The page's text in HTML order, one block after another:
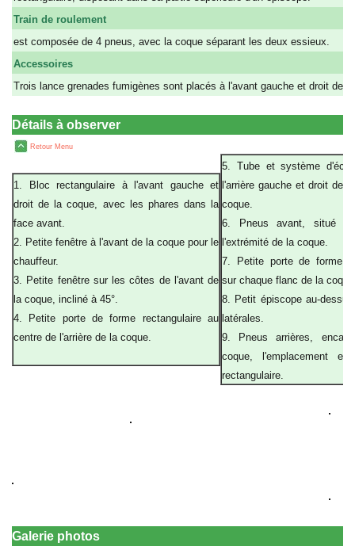
Train de roulement
est composée de 4 pneus, avec la coque séparant les deux essieux.
Accessoires
Trois lance grenades fumigènes sont placés à l'avant gauche et droit de
Détails à observer
Retour Menu
1. Bloc rectangulaire à l'avant gauche et
droit de la coque, avec les phares dans la
face avant.
2. Petite fenêtre à l'avant de la coque pour le
chauffeur.
3. Petite fenêtre sur les côtes de l'avant de
la coque, incliné à 45°.
4. Petite porte de forme rectangulaire au
centre de l'arrière de la coque.
5. Tube et système
l'arrière gauche et droit des
coque.
6. Pneus avant, situé à
l'extrémité de la coque.
7. Petite porte de forme
sur chaque flanc de la
8. Petit épiscope au-
latérales.
9. Pneus arrières,
coque, l'emplacement
rectangulaire.
Galerie photos